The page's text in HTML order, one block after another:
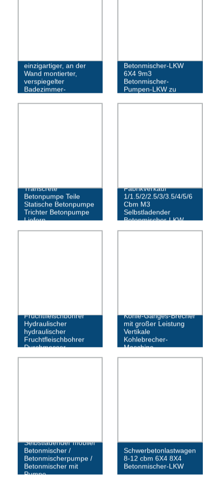
einzigartiger, an der
Wand montierter,
verspiegelter
Badezimmer-
Betonmischer-LKW
6X4 9m3
Betonmischer-
Pumpen-LKW zu
Transcrete
Betonpumpe Teile
Statische Betonpumpe
Trichter Betonpumpe
Liefern
Fabrikverkauf
1/1.5/2/2.5/3/3.5/4/5/6
Cbm M3
Selbstladender
Betonmischer-LKW
Fruchtfleischbohrer
Hydraulischer
hydraulischer
Fruchtfleischbohrer
Durchmesser
Kohle-Ganges-Brecher
mit großer Leistung
Vertikale
Kohlebrecher-
Maschine
Selbstladender mobiler
Betonmischer /
Betonmischerpumpe /
Betonmischer mit
Pumpe
Schwerbetonlastwagen
8-12 cbm 6X4 8X4
Betonmischer-LKW